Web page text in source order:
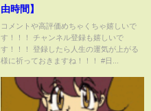
由時間】
コメントや高評価めちゃくちゃ嬉しいで
す！！！ チャンネル登録も嬉しいで
す！！！ 登録したら人生の運気が上がる
様に祈っておきますね！！！ #日...